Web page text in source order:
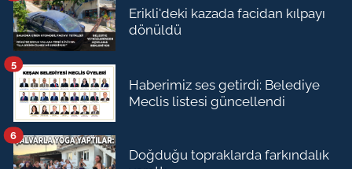
Erikli'deki kazada facidan kılpayı
dönüldü
Haberimiz ses getirdi: Belediye
Meclis listesi güncellendi
5
Doğduğu topraklarda farkındalık
6